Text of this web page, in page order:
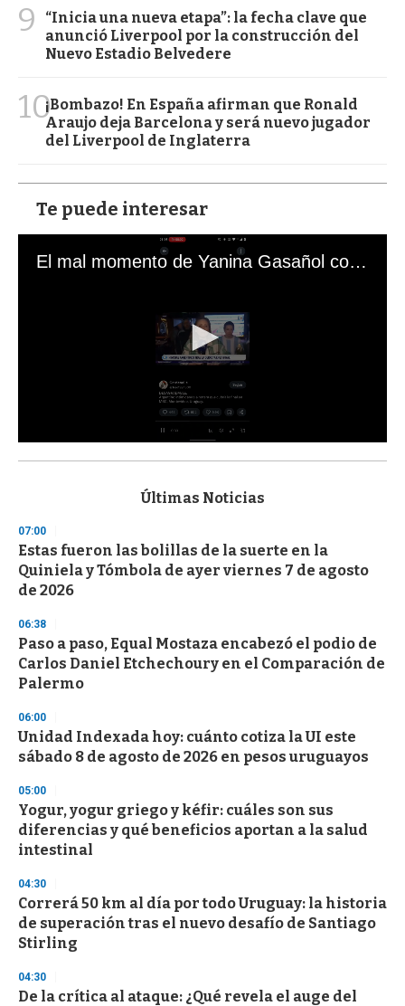
9
“Inicia una nueva etapa”: la fecha clave que
anunció Liverpool por la construcción del
Nuevo Estadio Belvedere
10¡Bombazo! En España afirman que Ronald
Araujo deja Barcelona y será nuevo jugador
del Liverpool de Inglaterra
Te puede interesar
El mal momento de Yanina Gasañol con un hincha argentino en "Subrayado"
s
d
s
o
f
3
s
e
c
o
n
Últimas Noticias
07:00
Estas fueron las bolillas de la suerte en la
Quiniela y Tómbola de ayer viernes 7 de agosto
de 2026
06:38
Paso a paso, Equal Mostaza encabezó el podio de
Carlos Daniel Etchechoury en el Comparación de
Palermo
06:00
Unidad Indexada hoy: cuánto cotiza la UI este
sábado 8 de agosto de 2026 en pesos uruguayos
05:00
Yogur, yogur griego y kéfir: cuáles son sus
diferencias y qué beneficios aportan a la salud
intestinal
04:30
Correrá 50 km al día por todo Uruguay: la historia
de superación tras el nuevo desafío de Santiago
Stirling
04:30
De la crítica al ataque: ¿Qué revela el auge del